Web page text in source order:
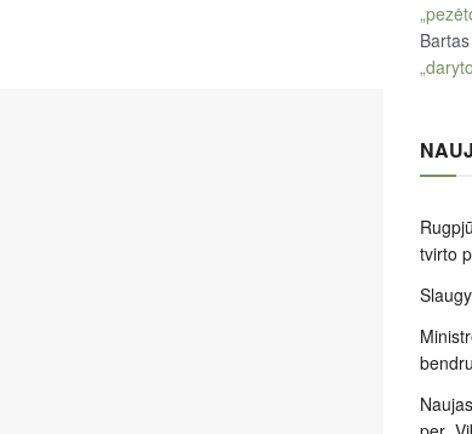
Bartas
tvirto